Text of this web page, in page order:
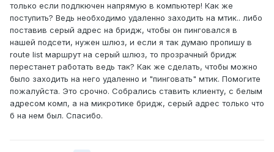
только если подлкючен напрямую в компьютер! Как же
поступить? Ведь необходимо удаленно заходить на мтик.. либо
поставив серый адрес на бридж, чтобы он пинговался в
нашей подсети, нужен шлюз, и если я так думаю пропишу в
route list маршрут на серый шлюз, то прозрачный бридж
перестанет работать ведь так? Как же сделать, чтобы можно
было заходить на него удаленно и "пинговать" мтик. Помогите
пожалуйста. Это срочно. Собрались ставить клиенту, с белым
адресом комп, а на микротике бридж, серый адрес только что
б на нем был. Спасибо.